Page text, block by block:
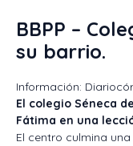
BBPP –
su barrio.
Información:
El colegio Séneca
Fátima en una
El centro culmina